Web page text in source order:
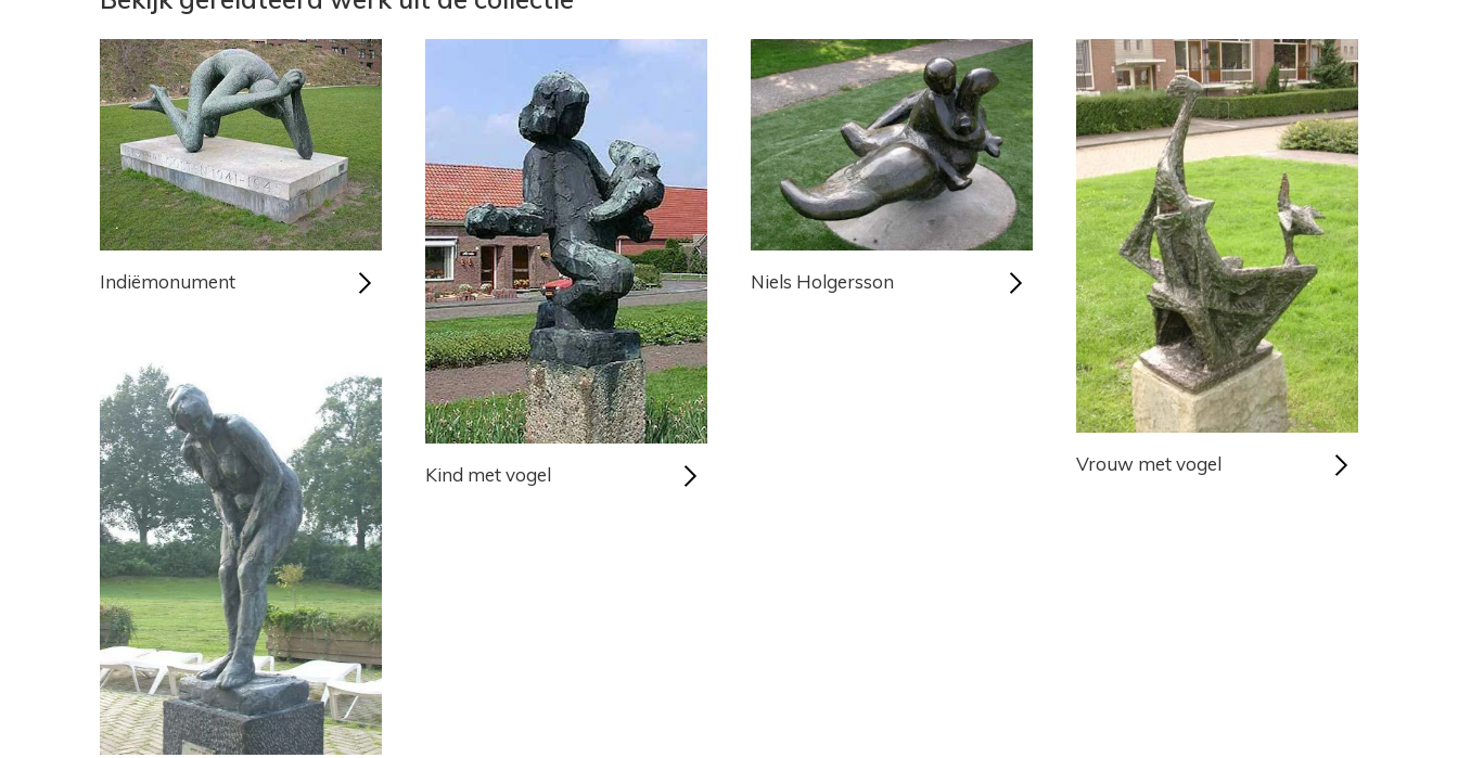
Indiëmonument
Kind met vogel
Niels Holgersson
Vrouw met vogel